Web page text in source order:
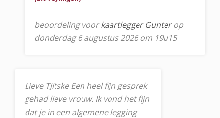
beoordeling voorkaartlegger Gunterop
donderdag 6 augustus 2026 om 19u15
Lieve Tjitske Een heel fijn gesprek
gehad lieve vrouw. Ik vond het fijn
dat je in een algemene legging